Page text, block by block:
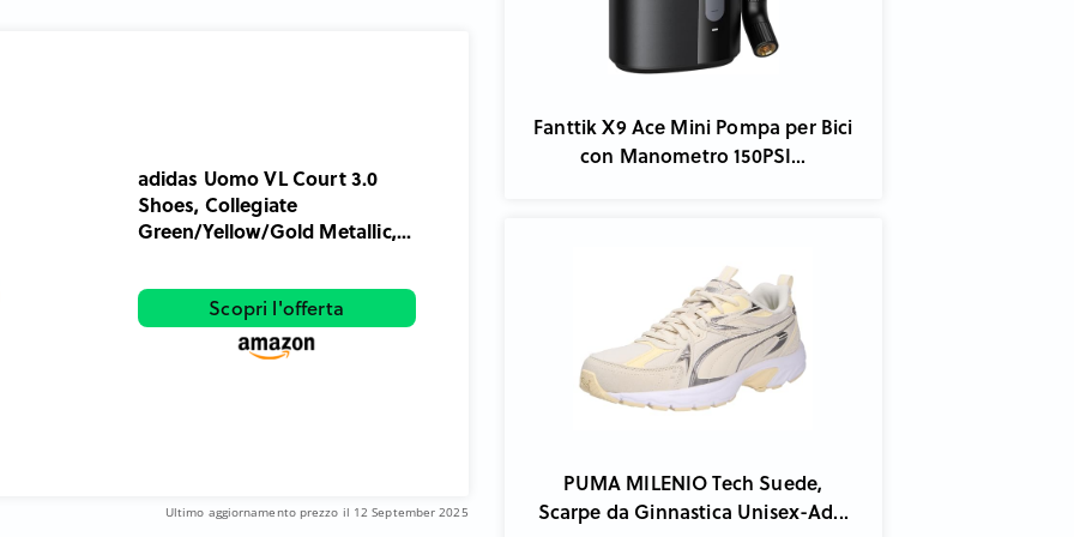
adidas Uomo VL Court 3.0
Shoes, Collegiate
Green/Yellow/Gold Metallic,...
Scopri l'offerta
Ultimo aggiornamento prezzo il 12 September 2025
Fanttik X9 Ace Mini Pompa per Bici
con Manometro 150PSI...
PUMA MILENIO Tech Suede,
Scarpe da Ginnastica Unisex-Ad...